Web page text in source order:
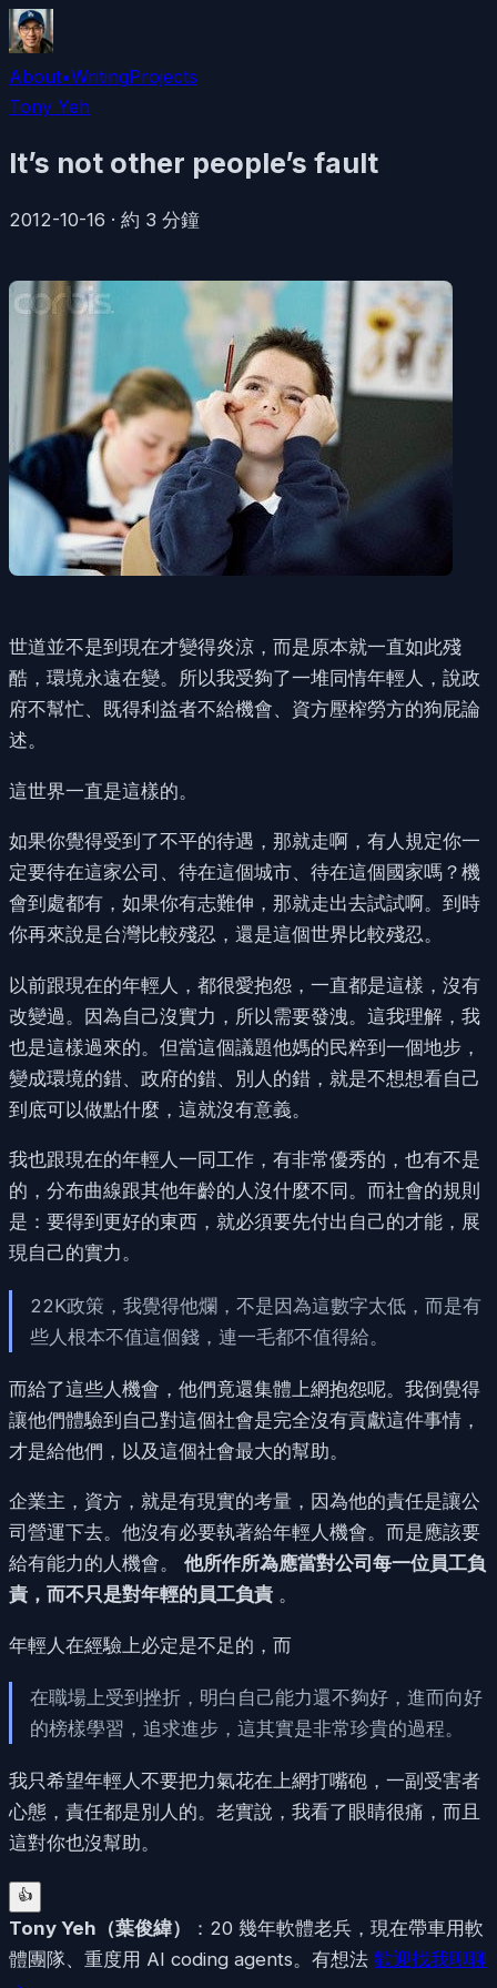
About•WritingProjects
Tony Yeh
It’s not other people’s fault
2012-10-16 · 約 3 分鐘
世道並不是到現在才變得炎涼，而是原本就一直如此殘
酷，環境永遠在變。所以我受夠了一堆同情年輕人，說政
府不幫忙、既得利益者不給機會、資方壓榨勞方的狗屁論
述。
這世界一直是這樣的。
如果你覺得受到了不平的待遇，那就走啊，有人規定你一
定要待在這家公司、待在這個城市、待在這個國家嗎？機
會到處都有，如果你有志難伸，那就走出去試試啊。到時
你再來說是台灣比較殘忍，還是這個世界比較殘忍。
以前跟現在的年輕人，都很愛抱怨，一直都是這樣，沒有
改變過。因為自己沒實力，所以需要發洩。這我理解，我
也是這樣過來的。但當這個議題他媽的民粹到一個地步，
變成環境的錯、政府的錯、別人的錯，就是不想想看自己
到底可以做點什麼，這就沒有意義。
我也跟現在的年輕人一同工作，有非常優秀的，也有不是
的，分布曲線跟其他年齡的人沒什麼不同。而社會的規則
是：要得到更好的東西，就必須要先付出自己的才能，展
現自己的實力。
22K政策，我覺得他爛，不是因為這數字太低，而是有
些人根本不值這個錢，連一毛都不值得給。
而給了這些人機會，他們竟還集體上網抱怨呢。我倒覺得
讓他們體驗到自己對這個社會是完全沒有貢獻這件事情，
才是給他們，以及這個社會最大的幫助。
企業主，資方，就是有現實的考量，因為他的責任是讓公
司營運下去。他沒有必要執著給年輕人機會。而是應該要
給有能力的人機會。 他所作所為應當對公司每一位員工負
責，而不只是對年輕的員工負責 。
年輕人在經驗上必定是不足的，而
在職場上受到挫折，明白自己能力還不夠好，進而向好
的榜樣學習，追求進步，這其實是非常珍貴的過程。
我只希望年輕人不要把力氣花在上網打嘴砲，一副受害者
心態，責任都是別人的。老實說，我看了眼睛很痛，而且
這對你也沒幫助。
👍
Tony Yeh （葉俊緯）
：20 幾年軟體老兵，現在帶車用軟
體團隊、重度用 AI coding agents。有想法 歡迎找我聊聊